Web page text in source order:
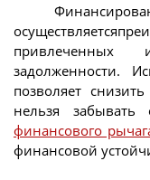
привлеченных
задолженности.
позволяет
нельзя
финансового
финансовой